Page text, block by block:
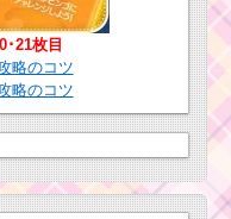
･21枚目
略のコツ
略のコツ